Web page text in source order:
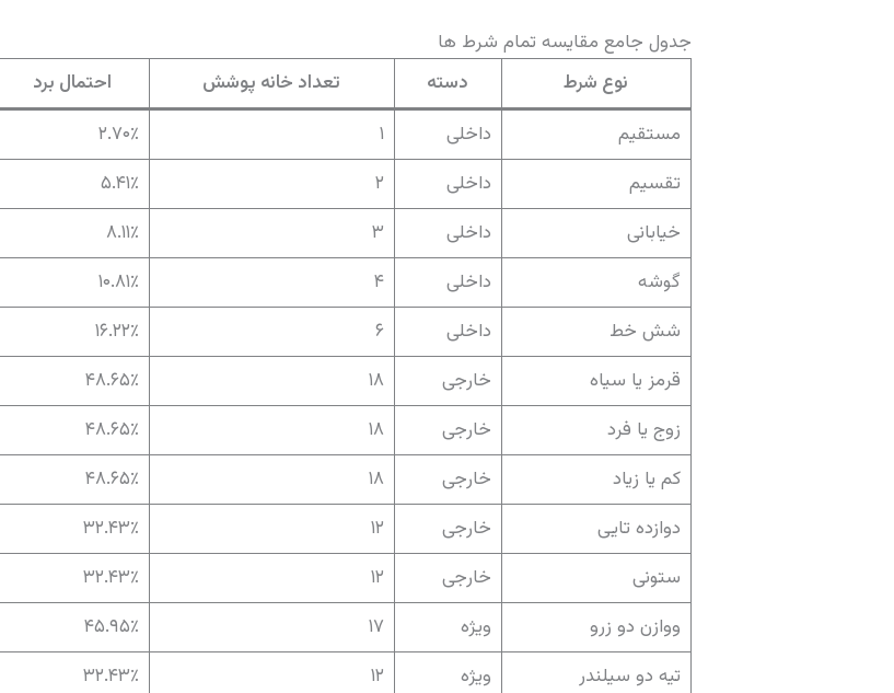
جدول جامع مقایسه تمام شرط ها
نوع شرط
دسته تعداد خانه پوشش احتمال برد
مستقیم
داخلی ۱ ۲.۷۰٪
تقسیم
داخلی ۲ ۵.۴۱٪
خیابانی
داخلی ۳ ۸.۱۱٪
گوشه
داخلی ۴ ۱۰.۸۱٪
شش خط
داخلی ۶ ۱۶.۲۲٪
قرمز یا سیاه
خارجی ۱۸ ۴۸.۶۵٪
زوج یا فرد
خارجی ۱۸ ۴۸.۶۵٪
کم یا زیاد
خارجی ۱۸ ۴۸.۶۵٪
دوازده تایی
خارجی ۱۲ ۳۲.۴۳٪
ستونی
خارجی ۱۲ ۳۲.۴۳٪
ووازن دو زرو
ویژه ۱۷ ۴۵.۹۵٪
تیه دو سیلندر
ویژه ۱۲ ۳۲.۴۳٪